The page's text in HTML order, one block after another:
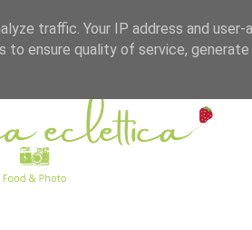
traffic. Your IP address and user-
to ensure quality of service, generate